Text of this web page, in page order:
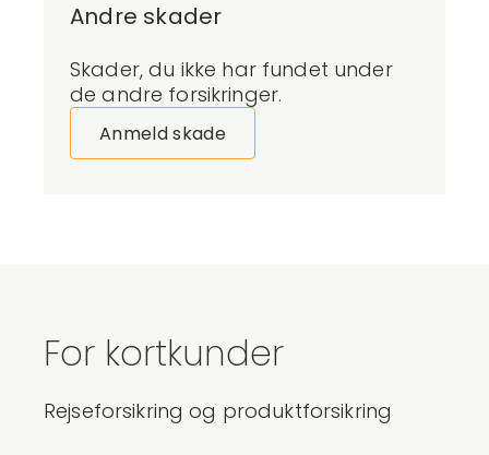
Andre skader
Skader, du ikke har fundet under
de andre forsikringer.
Anmeld skade
For kortkunder
Rejseforsikring og produktforsikring